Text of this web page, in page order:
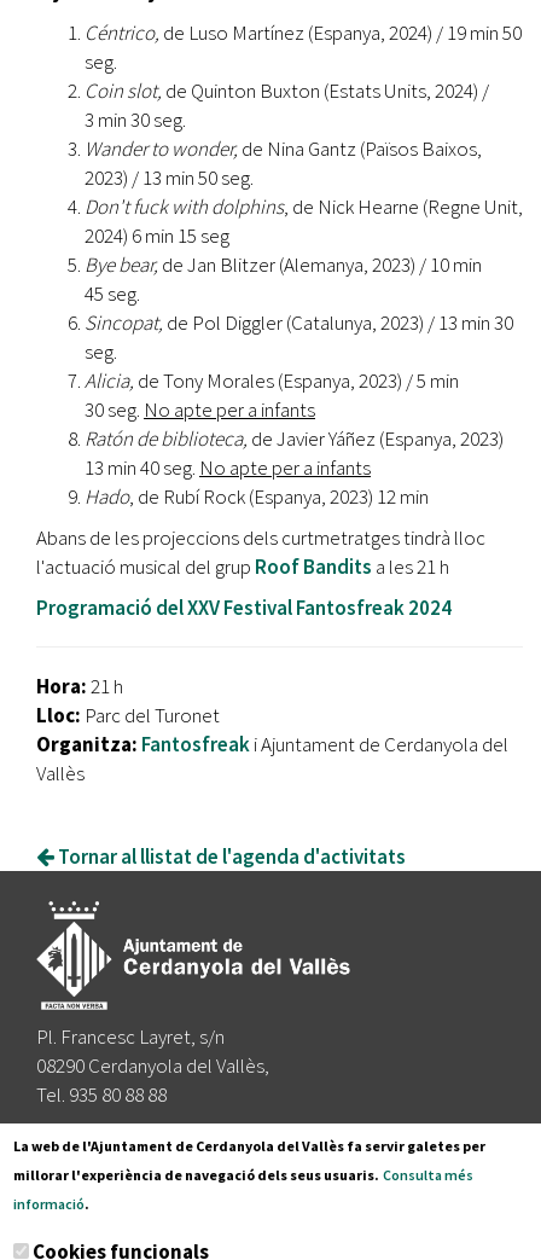
Céntrico, de Luso Martínez (Espanya, 2024) / 19 min 50
seg.
Coin slot, de Quinton Buxton (Estats Units, 2024) /
3 min 30 seg.
Wander to wonder,de Nina Gantz (Països Baixos,
2023) / 13 min 50 seg.
Don't fuck with dolphins, de Nick Hearne (Regne Unit,
2024) 6 min 15 seg
Bye bear,de Jan Blitzer (Alemanya, 2023) / 10 min
45 seg.
Sincopat, de Pol Diggler (Catalunya, 2023) / 13 min 30
seg.
Alicia, de Tony Morales (Espanya, 2023) / 5 min
30 seg. No apte per a infants
Ratón de biblioteca, de Javier Yáñez (Espanya, 2023)
13 min 40 seg. No apte per a infants
Hado, de Rubí Rock (Espanya, 2023) 12 min
Abans de les projeccions dels curtmetratges tindrà lloc
l'actuació musical del grup Roof Bandits a les 21 h
Programació del XXV Festival Fantosfreak 2024
Hora:21 h
Lloc: Parc del Turonet
Organitza: Fantosfreaki Ajuntament de Cerdanyola del
Vallès
Tornar al llistat de l'agenda d'activitats
Pl. Francesc Layret, s/n
08290 Cerdanyola del Vallès,
Tel. 935 80 88 88
Segueix-nos a:
Subscriu-te al nostre butlletí
La web de l'Ajuntament de Cerdanyola del Vallès fa servir galetes per
millorar l'experiència de navegació dels seus usuaris. Consulta més
informació.
Cookies funcionals